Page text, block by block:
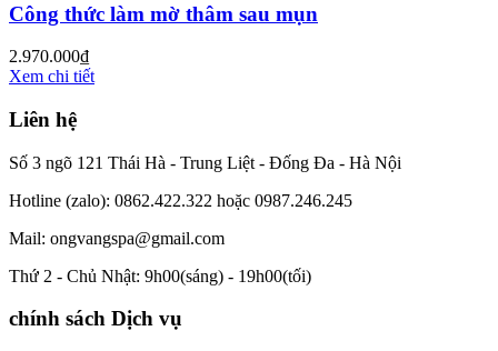
Công thức làm mờ thâm sau mụn
2.970.000₫
Xem chi tiết
Liên hệ
Số 3 ngõ 121 Thái Hà - Trung Liệt - Đống Đa - Hà Nội
Hotline (zalo): 0862.422.322 hoặc 0987.246.245
Mail: ongvangspa@gmail.com
Thứ 2 - Chủ Nhật: 9h00(sáng) - 19h00(tối)
chính sách Dịch vụ